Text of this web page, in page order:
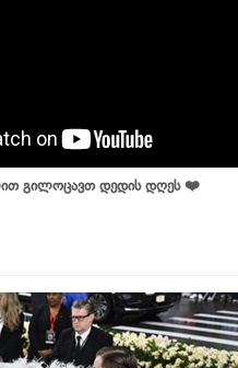
გილოცავთ დედის დღეს ❤️